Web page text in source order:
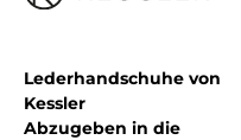
Lederhandschuhe von
Kessler
Abzugeben in die